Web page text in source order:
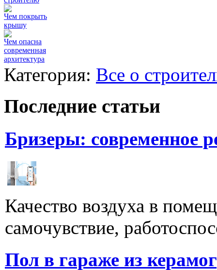
Чем покрыть
крышу
Чем опасна
современная
архитектура
Категория: Все о
Последние статьи
Бризеры: современное
Качество воздуха в
самочувствие,
Пол в гараже из